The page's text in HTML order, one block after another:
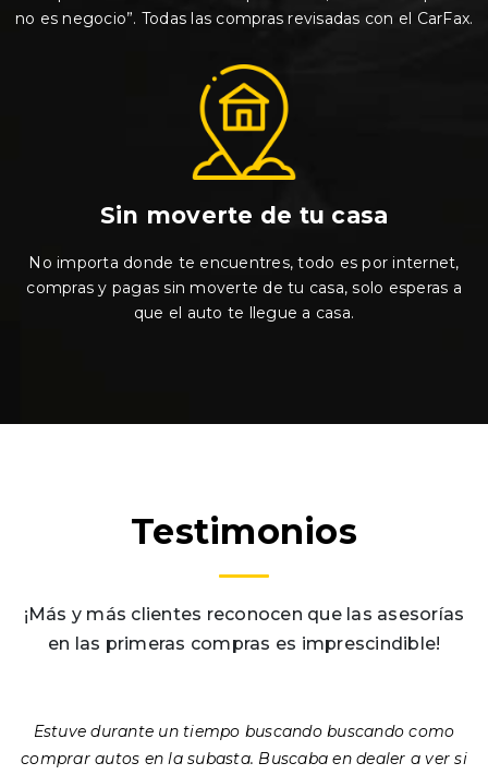
no es negocio”. Todas las compras revisadas con el CarFax.
Sin moverte de tu casa
No importa donde te encuentres, todo es por internet,
compras y pagas sin moverte de tu casa, solo esperas a
que el auto te llegue a casa.
Testimonios
¡Más y más clientes reconocen que las asesorías
en las primeras compras es imprescindible!
Estuve durante un tiempo buscando buscando como
comprar autos en la subasta. Buscaba en dealer a ver si